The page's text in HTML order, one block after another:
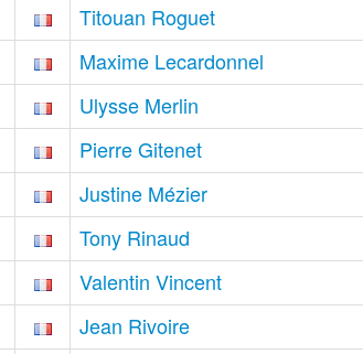
Titouan Roguet
Maxime Lecardonnel
Ulysse Merlin
Pierre Gitenet
Justine Mézier
Tony Rinaud
Valentin Vincent
Jean Rivoire